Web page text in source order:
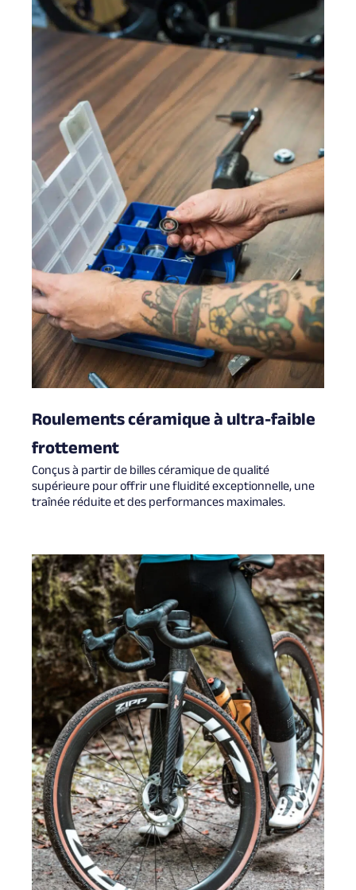
Roulements céramique à ultra-faible
frottement
Conçus à partir de billes céramique de qualité
supérieure pour offrir une fluidité exceptionnelle, une
traînée réduite et des performances maximales.